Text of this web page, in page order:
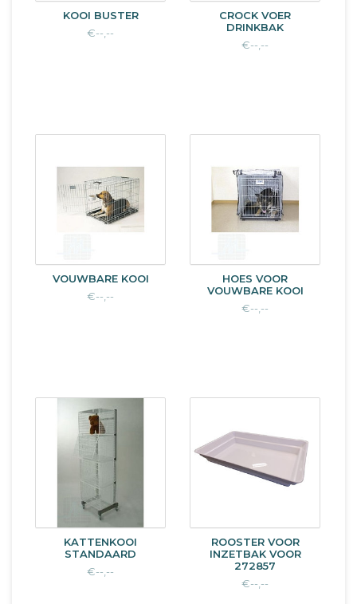
KOOI BUSTER
€--,--
CROCK VOER
DRINKBAK
€--,--
VOUWBARE KOOI
€--,--
HOES VOOR
VOUWBARE KOOI
€--,--
KATTENKOOI
STANDAARD
€--,--
ROOSTER VOOR
INZETBAK VOOR
272857
€--,--